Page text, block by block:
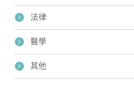
法律
醫學
其他